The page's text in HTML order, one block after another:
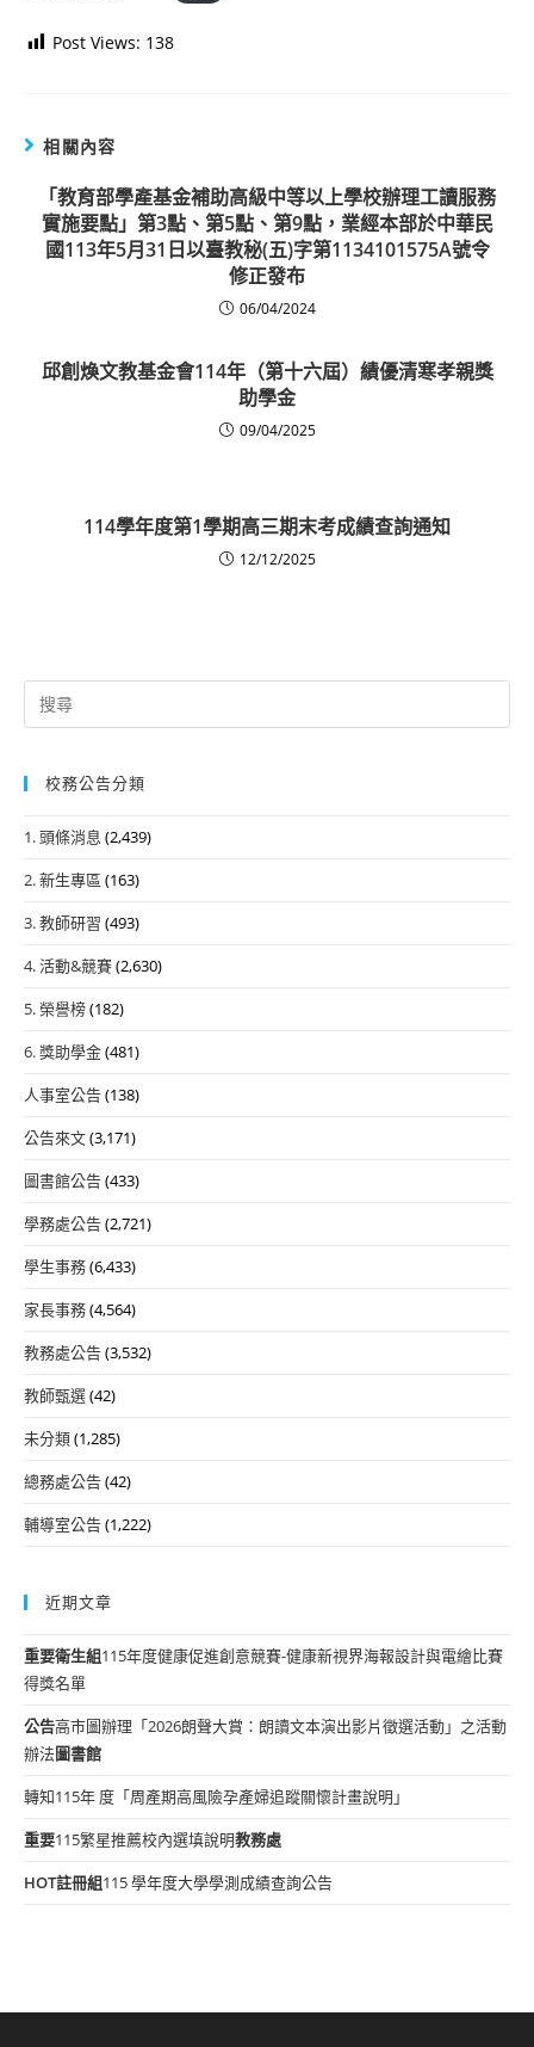
Post Views: 138
相關內容
「教育部學產基金補助高級中等以上學校辦理工讀服務
實施要點」第3點、第5點、第9點，業經本部於中華民
國113年5月31日以臺教秘(五)字第1134101575A號令
修正發布
06/04/2024
邱創煥文教基金會114年（第十六屆）績優清寒孝親獎
助學金
09/04/2025
114學年度第1學期高三期末考成績查詢通知
12/12/2025
Search
for:
校務公告分類
1. 頭條消息 (2,439)
2. 新生專區 (163)
3. 教師研習 (493)
4. 活動&競賽(2,630)
5. 榮譽榜(182)
6. 獎助學金(481)
人事室公告(138)
公告來文(3,171)
圖書館公告(433)
學務處公告(2,721)
學生事務(6,433)
家長事務(4,564)
教務處公告(3,532)
教師甄選(42)
未分類(1,285)
總務處公告(42)
輔導室公告(1,222)
近期文章
重要衛生組115年度健康促進創意競賽-健康新視界海報設計與電繪比賽
得獎名單
公告高市圖辦理「2026朗聲大賞：朗讀文本演出影片徵選活動」之活動
辦法圖書館
轉知115年 度「周產期高風險孕產婦追蹤關懷計畫說明」
重要115繁星推薦校內選填說明教務處
HOT註冊組115 學年度大學學測成績查詢公告